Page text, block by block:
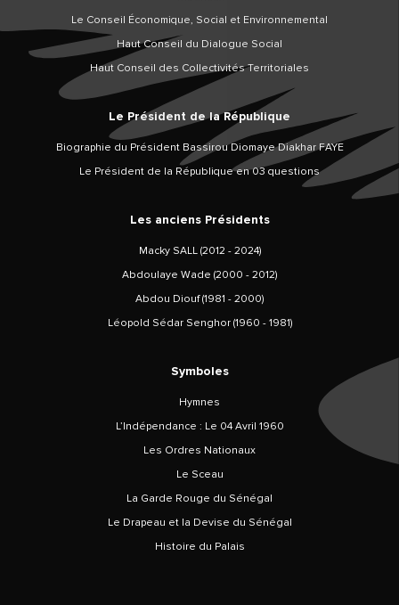
Le Conseil Économique, Social et Environnemental
Haut Conseil du Dialogue Social
Haut Conseil des Collectivités Territoriales
Le Président de la République
Biographie du Président Bassirou Diomaye Diakhar FAYE
Le Président de la République en 03 questions
Les anciens Présidents
Macky SALL (2012 - 2024)
Abdoulaye Wade (2000 - 2012)
Abdou Diouf (1981 - 2000)
Léopold Sédar Senghor (1960 - 1981)
Symboles
Hymnes
L’Indépendance : Le 04 Avril 1960
Les Ordres Nationaux
Le Sceau
La Garde Rouge du Sénégal
Le Drapeau et la Devise du Sénégal
Histoire du Palais